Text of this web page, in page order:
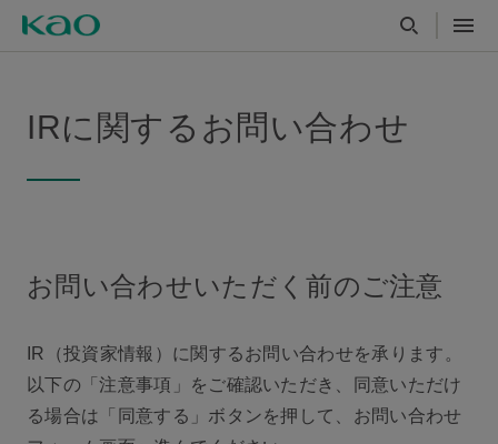
IRに関するお問い合わせ
お問い合わせいただく前のご注意
IR（投資家情報）に関するお問い合わせを承ります。
以下の「注意事項」をご確認いただき、同意いただけ
る場合は「同意する」ボタンを押して、お問い合わせ